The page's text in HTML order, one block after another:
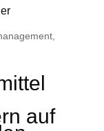
,
auf